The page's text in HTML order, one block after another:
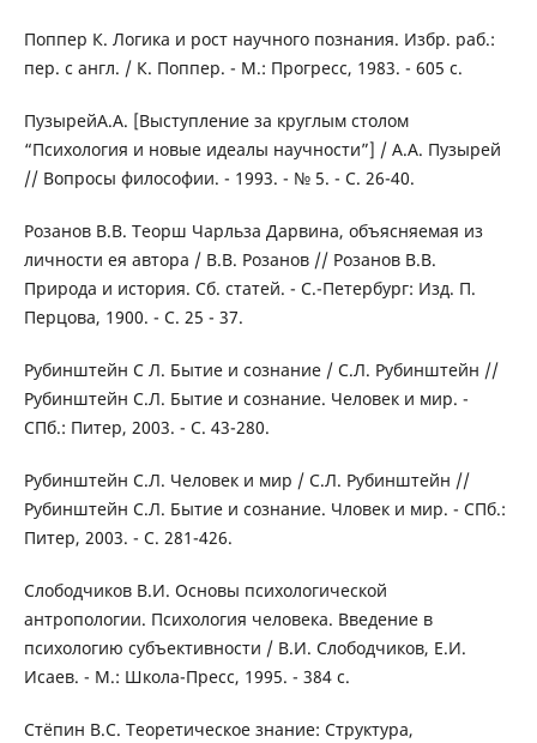
Поппер К. Логика и рост научного познания. Избр. раб.:
пер. с англ. / К. Поппер. - М.: Прогресс, 1983. - 605 с.
ПузырейА.А. [Выступление за круглым столом
“Психология и новые идеалы научности”] / А.А. Пузырей
// Вопросы философии. - 1993. - № 5. - С. 26-40.
Розанов В.В. Теорш Чарльза Дарвина, объясняемая из
личности ея автора / В.В. Розанов // Розанов В.В.
Природа и история. Сб. статей. - С.-Петербург: Изд. П.
Перцова, 1900. - С. 25 - 37.
Рубинштейн С Л. Бытие и сознание / С.Л. Рубинштейн //
Рубинштейн С.Л. Бытие и сознание. Человек и мир. -
СПб.: Питер, 2003. - С. 43-280.
Рубинштейн С.Л. Человек и мир / С.Л. Рубинштейн //
Рубинштейн С.Л. Бытие и сознание. Чловек и мир. - СПб.:
Питер, 2003. - C. 281-426.
Слободчиков В.И. Основы психологической
антропологии. Психология человека. Введение в
психологию субъективности / В.И. Слободчиков, Е.И.
Исаев. - М.: Школа-Пресс, 1995. - 384 с.
Стёпин В.С. Теоретическое знание: Структура,